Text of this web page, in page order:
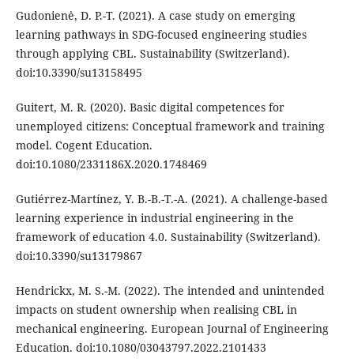
Gudonienė, D. P.-T. (2021). A case study on emerging
learning pathways in SDG-focused engineering studies
through applying CBL. Sustainability (Switzerland).
doi:10.3390/su13158495
Guitert, M. R. (2020). Basic digital competences for
unemployed citizens: Conceptual framework and training
model. Cogent Education.
doi:10.1080/2331186X.2020.1748469
Gutiérrez-Martínez, Y. B.-B.-T.-A. (2021). A challenge-based
learning experience in industrial engineering in the
framework of education 4.0. Sustainability (Switzerland).
doi:10.3390/su13179867
Hendrickx, M. S.-M. (2022). The intended and unintended
impacts on student ownership when realising CBL in
mechanical engineering. European Journal of Engineering
Education. doi:10.1080/03043797.2022.2101433